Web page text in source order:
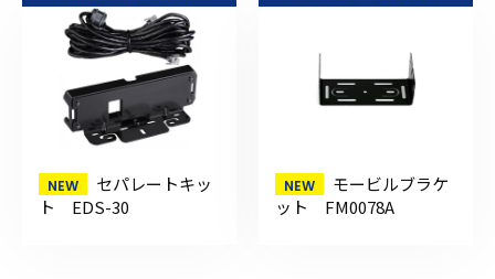
セパレートキッ
ト EDS-30
モービルブラケ
ット FM0078A